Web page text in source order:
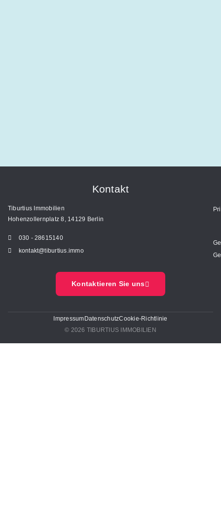
Kontakt
Tiburtius Immobilien
Hohenzollernplatz 8, 14129 Berlin
030 - 28615140
kontakt@tiburtius.immo
Kontaktieren Sie uns
Impressum DatenschutzCookie-Richtlinie
© 2026 TIBURTIUS IMMOBILIEN